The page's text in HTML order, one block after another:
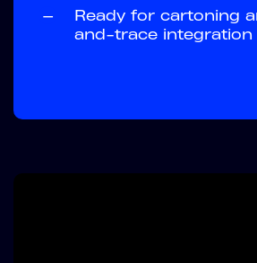
—
Ready for cartoning
and-trace integration